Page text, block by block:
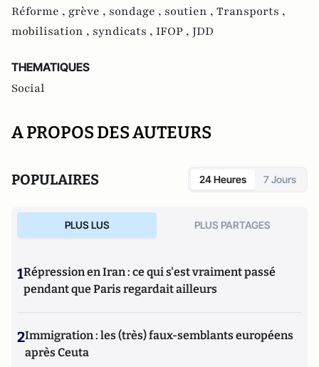
Réforme , grève , sondage , soutien , Transports ,
mobilisation , syndicats , IFOP , JDD
THEMATIQUES
Social
A PROPOS DES AUTEURS
POPULAIRES 24 Heures 7 Jours
PLUS LUS PLUS PARTAGES
1Répression en Iran : ce qui s'est vraiment passé
pendant que Paris regardait ailleurs
2Immigration : les (très) faux-semblants européens
après Ceuta